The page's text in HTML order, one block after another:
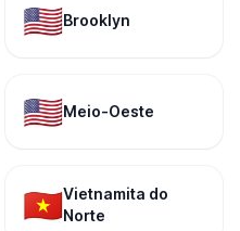
🇺🇸Brooklyn
🇺🇸Meio-Oeste
🇻🇳Vietnamita do
Norte